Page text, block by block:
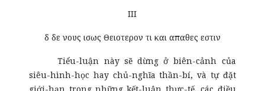
III
δ δε νους ισως Θειοτερον τι και απαθες εστιν
Tiểu-luận này sẽ dừng ở biên-cảnh của
siêu-hình-học hay chủ-nghĩa thần-bí, và tự đặt